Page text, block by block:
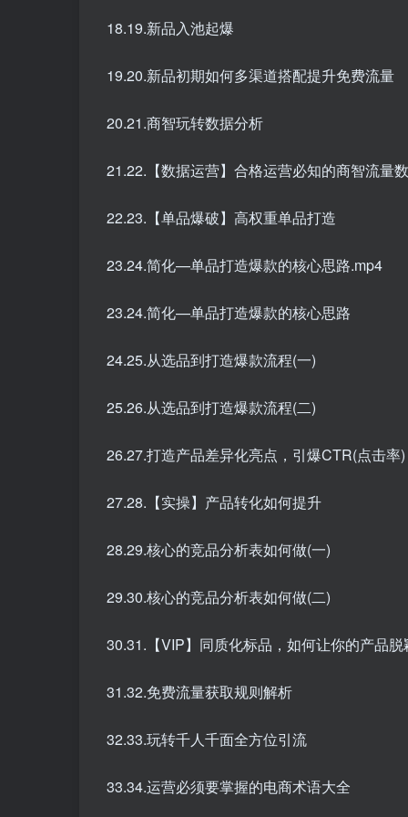
18.19.新品入池起爆
19.20.新品初期如何多渠道搭配提升免费流量
20.21.商智玩转数据分析
21.22.【数据运营】合格运营必知的商智流量
22.23.【单品爆破】高权重单品打造
23.24.简化—单品打造爆款的核心思路.mp4
23.24.简化—单品打造爆款的核心思路
24.25.从选品到打造爆款流程(一)
25.26.从选品到打造爆款流程(二)
26.27.打造产品差异化亮点，引爆CTR(点击率)
27.28.【实操】产品转化如何提升
28.29.核心的竞品分析表如何做(一)
29.30.核心的竞品分析表如何做(二)
30.31.【VIP】同质化标品，如何让你的产品脱
31.32.免费流量获取规则解析
32.33.玩转千人千面全方位引流
33.34.运营必须要掌握的电商术语大全